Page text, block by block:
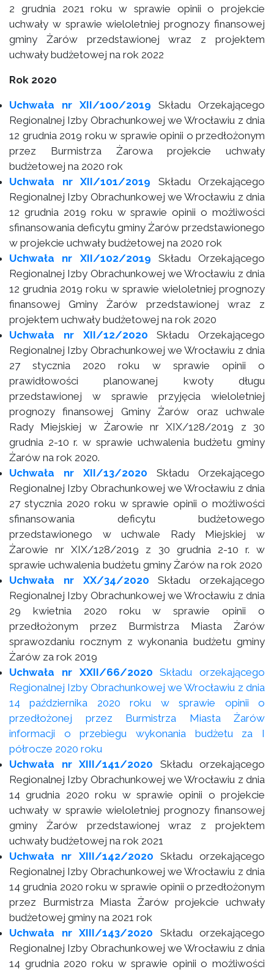
2 grudnia 2021 roku w sprawie opinii o projekcie
uchwały w sprawie wieloletniej prognozy finansowej
gminy Żarów przedstawionej wraz z projektem
uchwały budżetowej na rok 2022
Rok 2020
Uchwała nr XII/100/2019 Składu Orzekającego
Regionalnej Izby Obrachunkowej we Wrocławiu z dnia
12 grudnia 2019 roku w sprawie opinii o przedłożonym
przez Burmistrza Żarowa projekcie uchwały
budżetowej na 2020 rok
Uchwała nr XII/101/2019 Składu Orzekającego
Regionalnej Izby Obrachunkowej we Wrocławiu z dnia
12 grudnia 2019 roku w sprawie opinii o możliwości
sfinansowania deficytu gminy Żarów przedstawionego
w projekcie uchwały budżetowej na 2020 rok
Uchwała nr XII/102/2019 Składu Orzekającego
Regionalnej Izby Obrachunkowej we Wrocławiu z dnia
12 grudnia 2019 roku w sprawie wieloletniej prognozy
finansowej Gminy Żarów przedstawionej wraz z
projektem uchwały budżetowej na rok 2020
Uchwała nr XII/12/2020 Składu Orzekającego
Regionalnej Izby Obrachunkowej we Wrocławiu z dnia
27 stycznia 2020 roku w sprawie opinii o
prawidłowości planowanej kwoty długu
przedstawionej w sprawie przyjęcia wieloletniej
prognozy finansowej Gminy Żarów oraz uchwale
Rady Miejskiej w Żarowie nr XIX/128/2019 z 30
grudnia 2-10 r. w sprawie uchwalenia budżetu gminy
Żarów na rok 2020.
Uchwała nr XII/13/2020 Składu Orzekającego
Regionalnej Izby Obrachunkowej we Wrocławiu z dnia
27 stycznia 2020 roku w sprawie opinii o możliwości
sfinansowania deficytu budżetowego
przedstawionego w uchwale Rady Miejskiej w
Żarowie nr XIX/128/2019 z 30 grudnia 2-10 r. w
sprawie uchwalenia budżetu gminy Żarów na rok 2020
Uchwała nr XX/34/2020 Składu orzekającego
Regionalnej Izby Obrachunkowej we Wrocławiu z dnia
29 kwietnia 2020 roku w sprawie opinii o
przedłożonym przez Burmistrza Miasta Żarów
sprawozdaniu rocznym z wykonania budżetu gminy
Żarów za rok 2019
Uchwała nr XXII/66/2020 Składu orzekającego
Regionalnej Izby Obrachunkowej we Wrocławiu z dnia
14 października 2020 roku w sprawie opinii o
przedłożonej przez Burmistrza Miasta Żarów
informacji o przebiegu wykonania budżetu za I
półrocze 2020 roku
Uchwała nr XIII/141/2020 Składu orzekającego
Regionalnej Izby Obrachunkowej we Wrocławiu z dnia
14 grudnia 2020 roku w sprawie opinii o projekcie
uchwały w sprawie wieloletniej prognozy finansowej
gminy Żarów przedstawionej wraz z projektem
uchwały budżetowej na rok 2021
Uchwała nr XIII/142/2020 Składu orzekającego
Regionalnej Izby Obrachunkowej we Wrocławiu z dnia
14 grudnia 2020 roku w sprawie opinii o przedłożonym
przez Burmistrza Miasta Żarów projekcie uchwały
budżetowej gminy na 2021 rok
Uchwała nr XIII/143/2020 Składu orzekającego
Regionalnej Izby Obrachunkowej we Wrocławiu z dnia
14 grudnia 2020 roku w sprawie opinii o możliwości